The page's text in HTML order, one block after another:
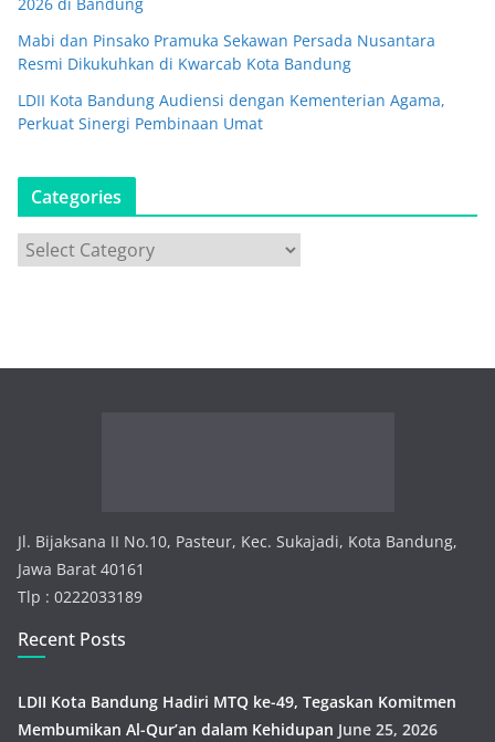
2026 di Bandung
Mabi dan Pinsako Pramuka Sekawan Persada Nusantara
Resmi Dikukuhkan di Kwarcab Kota Bandung
LDII Kota Bandung Audiensi dengan Kementerian Agama,
Perkuat Sinergi Pembinaan Umat
Categories
Jl. Bijaksana II No.10, Pasteur, Kec. Sukajadi, Kota Bandung,
Jawa Barat 40161
Tlp : 0222033189
Recent Posts
LDII Kota Bandung Hadiri MTQ ke-49, Tegaskan Komitmen
Membumikan Al-Qur’an dalam Kehidupan June 25, 2026